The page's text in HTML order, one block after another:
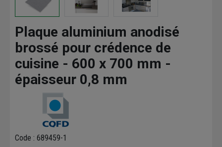
Plaque aluminium anodisé
brossé pour crédence de
cuisine - 600 x 700 mm -
épaisseur 0,8 mm
Code : 689459-1